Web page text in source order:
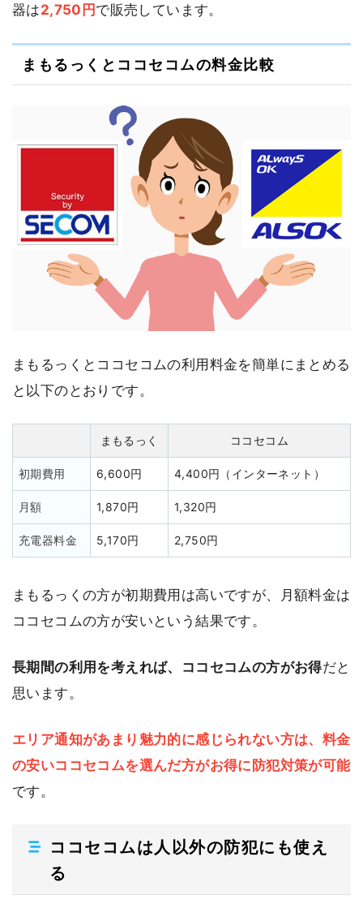
器は2,750円で販売しています。
まもるっくとココセコムの料金比較
まもるっくとココセコムの利用料金を簡単にまとめる
と以下のとおりです。
まもるっく ココセコム
初期費用 6,600円 4,400円（インターネット）
月額 1,870円 1,320円
充電器料金 5,170円 2,750円
まもるっくの方が初期費用は高いですが、月額料金は
ココセコムの方が安いという結果です。
長期間の利用を考えれば、ココセコムの方がお得だと
思います。
エリア通知があまり魅力的に感じられない方は、料金
の安いココセコムを選んだ方がお得に防犯対策が可能
です。
ココセコムは人以外の防犯にも使え
る